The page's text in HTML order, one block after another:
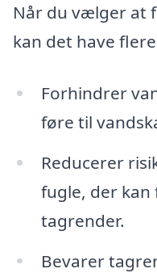
Når du vælger at
kan det have
Forhindrer
føre til
Reducerer
fugle, der kan
tagrender.
Bevarer